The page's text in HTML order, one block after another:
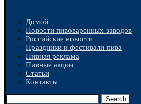
Домой
Новости пивоваренных заводов
Российские новости
Праздники и фестивали пива
Пивная реклама
Пивные акции
Статьи
Контакты
Search